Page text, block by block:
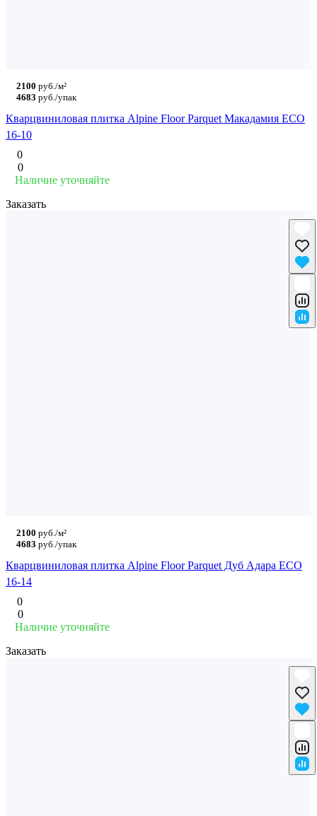
2100 руб./м²
4683 руб./упак
Кварцвиниловая плитка Alpine Floor Parquet Макадамия ECO
16-10
0
0
Наличие уточняйте
Заказать
2100 руб./м²
4683 руб./упак
Кварцвиниловая плитка Alpine Floor Parquet Дуб Адара ECO
16-14
0
0
Наличие уточняйте
Заказать